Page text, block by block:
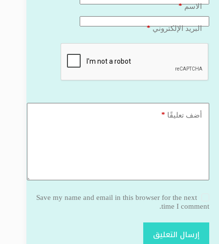
الاسم*
البريد الإلكتروني*
أضف تعليقًا *
Save my name and email in this browser for the next
time I comment.
إرسال التعليق